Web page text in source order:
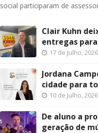
social participaram de
Clair Kuhn
entregas
17 de Julho, 2026
Jordana
cidade para
10 de Julho, 2026
De aluno a
geração de